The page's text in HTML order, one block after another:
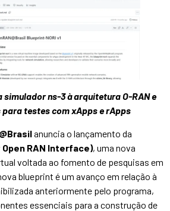
ns-3 à arquitetura O-RAN e
testes com xApps e rApps
anuncia o lançamento da
RAN Interface), uma nova
voltada ao fomento de pesquisas em
blueprint é um avanço em relação à
anteriormente pelo programa,
essenciais para a construção de